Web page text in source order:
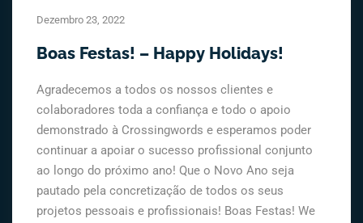
Dezembro 23, 2022
Boas Festas! – Happy Holidays!
Agradecemos a todos os nossos clientes e
colaboradores toda a confiança e todo o apoio
demonstrado à Crossingwords e esperamos poder
continuar a apoiar o sucesso profissional conjunto
ao longo do próximo ano! Que o Novo Ano seja
pautado pela concretização de todos os seus
projetos pessoais e profissionais! Boas Festas! We